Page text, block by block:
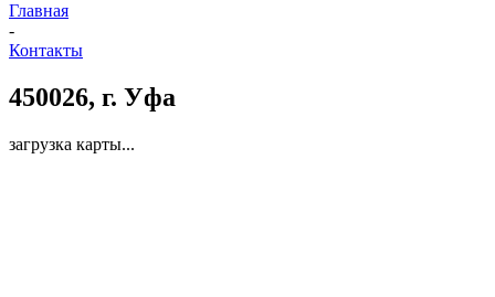
Главная
-
Контакты
450026, г. Уфа
загрузка карты...